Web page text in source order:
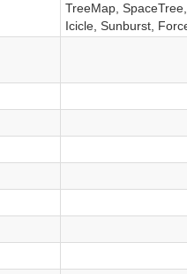
TreeMap,
Icicle, Sunburst,